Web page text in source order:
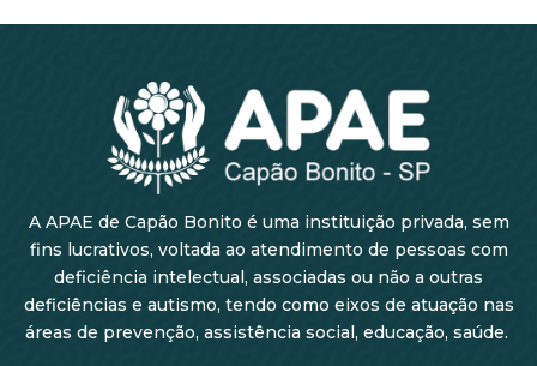
A APAE de Capão Bonito é uma instituição privada, sem
fins lucrativos, voltada ao atendimento de pessoas com
deficiência intelectual, associadas ou não a outras
deficiências e autismo, tendo como eixos de atuação nas
áreas de prevenção, assistência social, educação, saúde.